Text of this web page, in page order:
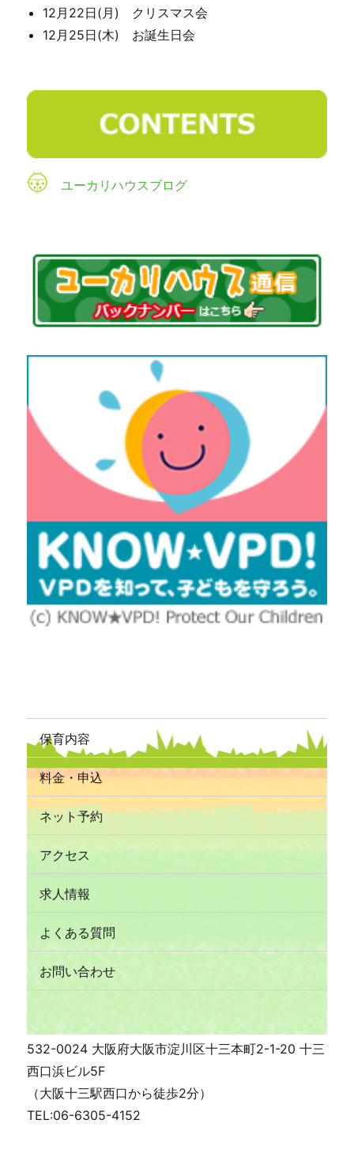
12月22日(月) クリスマス会
12月25日(木) お誕生日会
ユーカリハウスブログ
保育内容
料金・申込
ネット予約
アクセス
求人情報
よくある質問
お問い合わせ
532-0024 大阪府大阪市淀川区十三本町2-1-20 十三
西口浜ビル5F
（大阪十三駅西口から徒歩2分）
TEL:06-6305-4152